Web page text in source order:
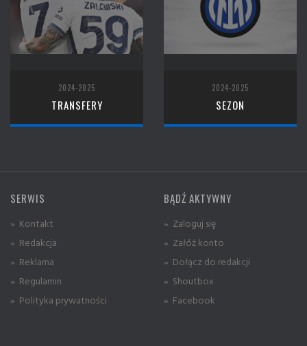
2024-2025
TRANSFERY
2024-2025
SEZON
SERWIS
» Kontakt
» Redakcja
» Reklama
» Regulamin
» Polityka prywatności
BĄDŹ AKTYWNY
» Zaloguj się
» Załóż konto
» Dołącz do redakcji
» Shoutbox
» Facebook